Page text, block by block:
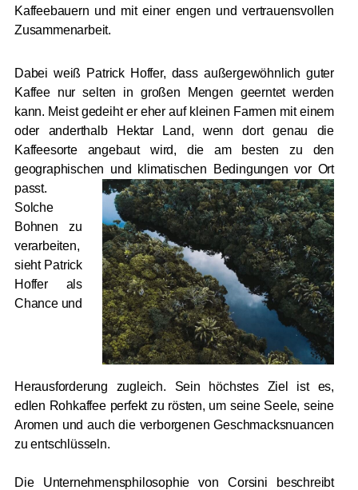
Kaffeebauern und mit einer engen und vertrauensvollen
Zusammenarbeit.
Dabei weiß Patrick Hoffer, dass außergewöhnlich guter
Kaffee nur selten in großen Mengen geerntet werden
kann. Meist gedeiht er eher auf kleinen Farmen mit einem
oder anderthalb Hektar Land, wenn dort genau die
Kaffeesorte angebaut wird, die am besten zu den
geographischen und klimatischen Bedingungen vor Ort
passt.
Solche
Bohnen zu
verarbeiten,
sieht Patrick
Hoffer als
Chance und
Herausforderung zugleich. Sein höchstes Ziel ist es,
edlen Rohkaffee perfekt zu rösten, um seine Seele, seine
Aromen und auch die verborgenen Geschmacksnuancen
zu entschlüsseln.
Die Unternehmensphilosophie von Corsini beschreibt